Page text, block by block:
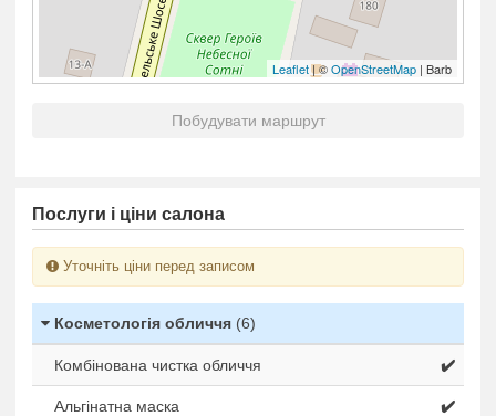
Leaflet| ©OpenStreetMap | Barb
Побудувати маршрут
Послуги і ціни салона
Уточніть ціни перед записом
Косметологія обличчя (6)
Комбінована чистка обличчя ✔️
Альгінатна маска ✔️